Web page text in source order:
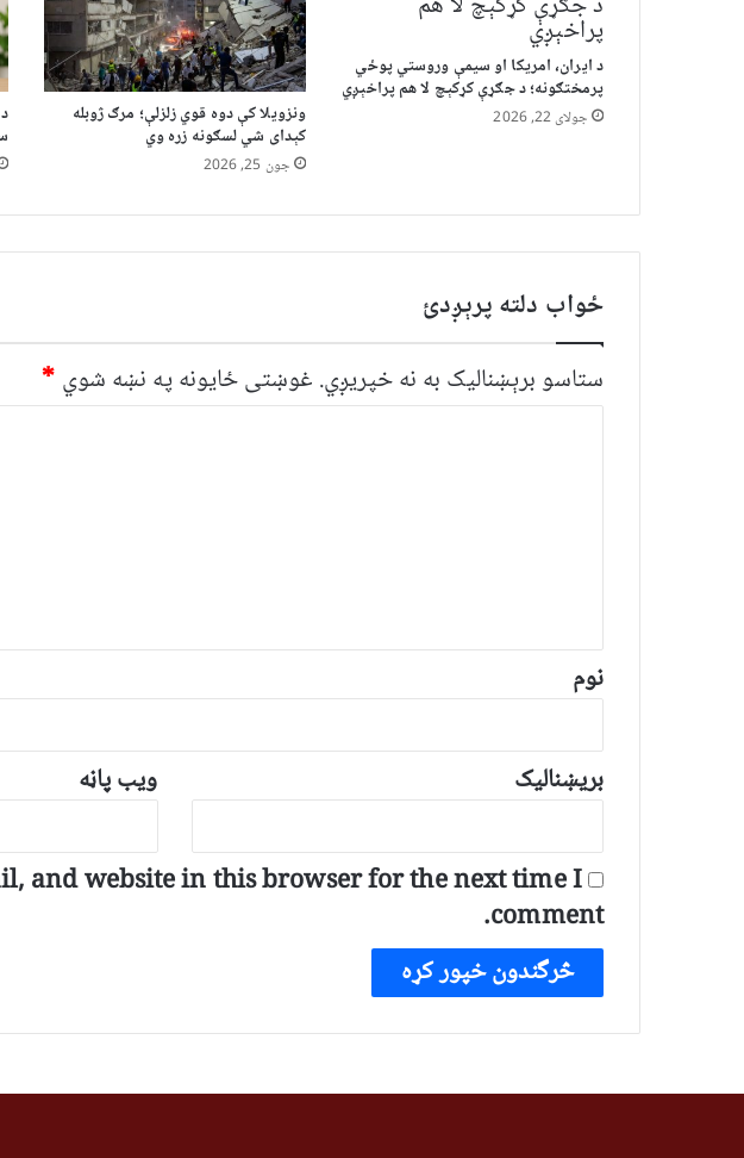
د ایران، امریکا او سیمې وروستي پوځي
پرمختګونه؛ د جګړې کړکېچ لا هم پراخېږي
جولای 22, 2026 ونزویلا کې دوه قوي زلزلې؛ مرګ ژوبله
کېدای شي لسګونه زره وي
جون 25, 2026
ځواب دلته پرېږدئ
ستاسو برېښناليک به نه خپريږي. غوښتى ځایونه په نښه شوي *
*
نوم
بریښنالیک ویب پاڼه
and website in this browser for the next time I
comment.